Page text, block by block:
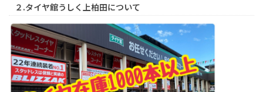
２.タイヤ館うしく上柏田について